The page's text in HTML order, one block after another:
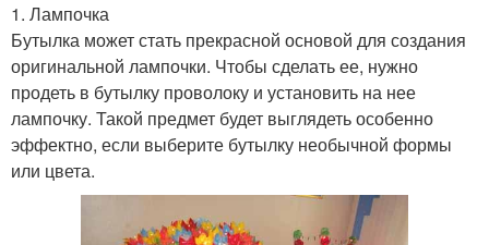
1. Лампочка
Бутылка может стать прекрасной основой для создания
оригинальной лампочки. Чтобы сделать ее, нужно
продеть в бутылку проволоку и установить на нее
лампочку. Такой предмет будет выглядеть особенно
эффектно, если выберите бутылку необычной формы
или цвета.